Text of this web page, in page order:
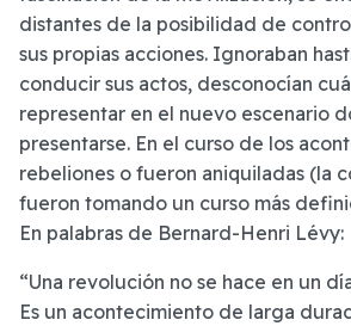
distantes de la posibilidad de
sus propias acciones. Ignoraban
conducir sus actos, desconocían
representar en el nuevo escenario
presentarse. En el curso de los
rebeliones o fueron aniquiladas (la
fueron tomando un curso más
En palabras de Bernard-Henri Lévy:
“Una revolución no se hace en un
Es un acontecimiento de larga